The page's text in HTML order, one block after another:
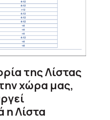
της Λίστας
χώρα μας,
η Λίστα